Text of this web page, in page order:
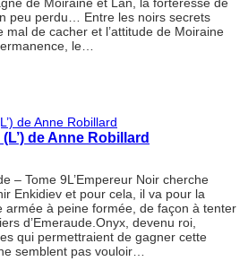
peu perdu… Entre les noirs secrets
mal de cacher et l’attitude de Moiraine
le…
de Anne Robillard
– Tome 9L’Empereur Noir cherche
Enkidiev et pour cela, il va pour la
armée à peine formée, de façon à tenter
d’Emeraude.Onyx, devenu roi,
qui permettraient de gagner cette
semblent pas vouloir…